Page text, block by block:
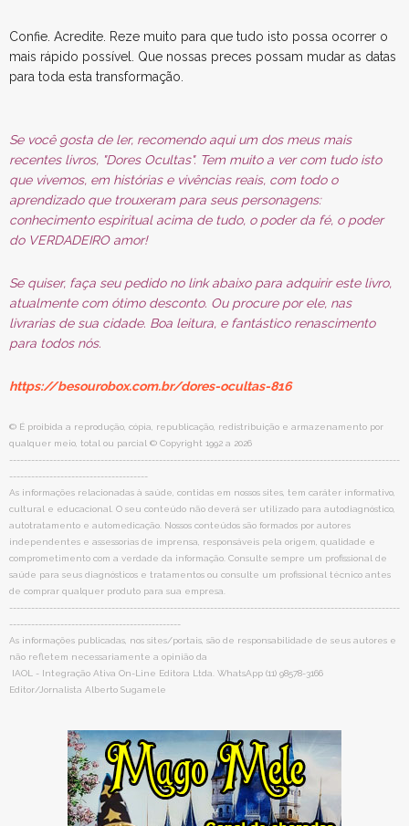
Confie. Acredite. Reze muito para que tudo isto possa ocorrer o
mais rápido possível. Que nossas preces possam mudar as datas
para toda esta transformação.
Se você gosta de ler, recomendo aqui um dos meus mais
recentes livros, "Dores Ocultas". Tem muito a ver com tudo isto
que vivemos, em histórias e vivências reais, com todo o
aprendizado que trouxeram para seus personagens:
conhecimento espiritual acima de tudo, o poder da fé, o poder
do VERDADEIRO amor!
Se quiser, faça seu pedido no link abaixo para adquirir este livro,
atualmente com ótimo desconto. Ou procure por ele, nas
livrarias de sua cidade. Boa leitura, e fantástico renascimento
para todos nós.
https://besourobox.com.br/dores-ocultas-816
© É proibida a reprodução, cópia, republicação, redistribuição e armazenamento por
qualquer meio, total ou parcial © Copyright 1992 a 2026
-----------------------------------------------------------------------------------------------------------
--------------------------------------
As informações relacionadas à saúde, contidas em nossos sites, tem caráter informativo,
cultural e educacional. O seu conteúdo não deverá ser utilizado para autodiagnóstico,
autotratamento e automedicação. Nossos conteúdos são formados por autores
independentes e assessorias de imprensa, responsáveis pela origem, qualidade e
comprometimento com a verdade da informação. Consulte sempre um profissional de
saúde para seus diagnósticos e tratamentos ou consulte um profissional técnico antes
de comprar qualquer produto para sua empresa.
-----------------------------------------------------------------------------------------------------------
-----------------------------------------------
As informações publicadas, nos sites/portais, são de responsabilidade de seus autores e
não refletem necessariamente a opinião da
IAOL - Integração Ativa On-Line Editora Ltda. WhatsApp (11) 98578-3166
Editor/Jornalista Alberto Sugamele